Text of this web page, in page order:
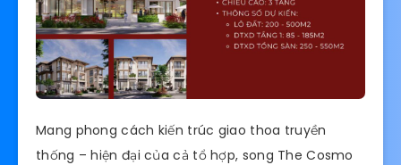
Mang phong cách kiến trúc giao thoa truyền
thống – hiện đại của cả tổ hợp, song The Cosmo